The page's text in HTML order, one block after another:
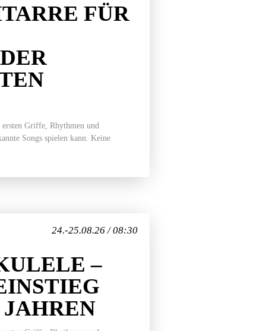
FÜR
Griffe, Rhythmen und
Songs spielen kann. Keine
24.-25.08.26 / 08:30
–